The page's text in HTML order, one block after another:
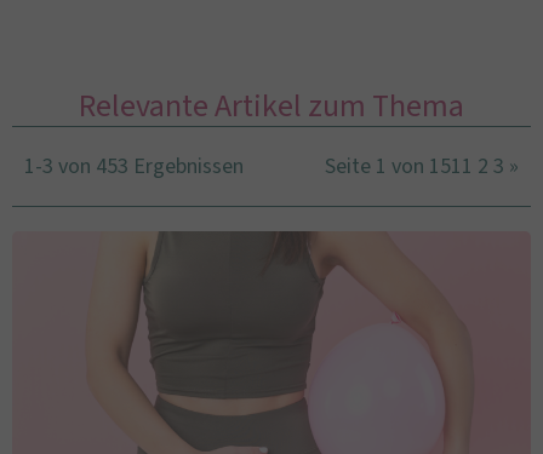
Relevante Artikel zum Thema
1-3 von 453 Ergebnissen Seite 1 von 1511 2 3 »